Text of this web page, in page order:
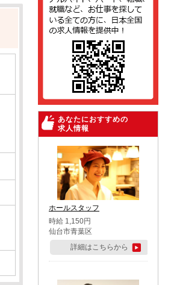
あなたにおすすめの
求人情報
ホールスタッフ
時給 1,150円
仙台市青葉区
詳細はこちらから